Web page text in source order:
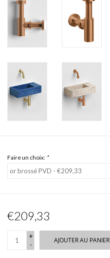
Faire un choix: *
€209,33
+
-
AJOUTER AU PANIER